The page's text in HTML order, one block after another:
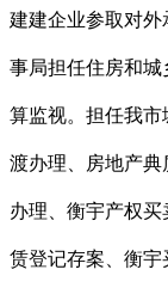
建建企业参取对
事局担任住房和
算监视。担任我
渡办理、房地产
办理、衡宇产权
赁登记存案、衡